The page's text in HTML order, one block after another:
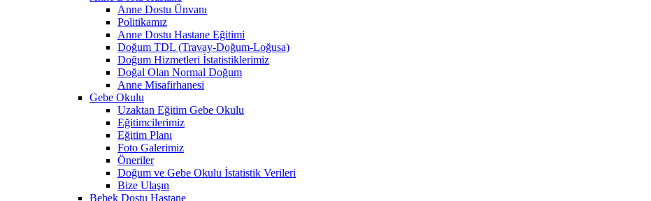
Anne Dostu Ünvanı
Politikamız
Anne Dostu Hastane Eğitimi
Doğum TDL (Travay-Doğum-Loğusa)
Doğum Hizmetleri İstatistiklerimiz
Doğal Olan Normal Doğum
Anne Misafirhanesi
Gebe Okulu
Uzaktan Eğitim Gebe Okulu
Eğitimcilerimiz
Eğitim Planı
Foto Galerimiz
Öneriler
Doğum ve Gebe Okulu İstatistik Verileri
Bize Ulaşın
Bebek Dostu Hastane